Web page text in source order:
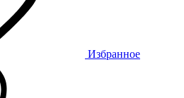
Избранное